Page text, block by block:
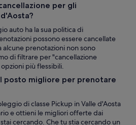
per gli
auto ha la sua politica di
possono essere cancellate
prenotazioni non sono
di filtrare per "cancellazione
più flessibili.
posto migliore per prenotare
di classe Pickup in Valle d'Aosta
e ottieni le migliori offerte dai
cercando. Che tu stia cercando un